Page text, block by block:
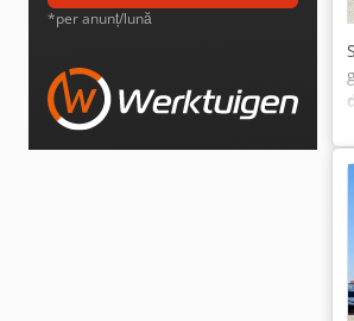
*per anunț/lună